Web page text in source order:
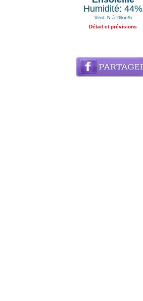
Humidité: 44%
Vent: N à 26km/h
Détail et prévisions